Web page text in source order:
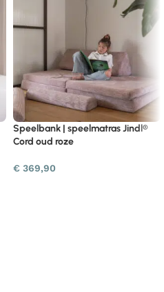
Speelbank | speelmatras Jindl®
Cord oud roze
€ 369,90